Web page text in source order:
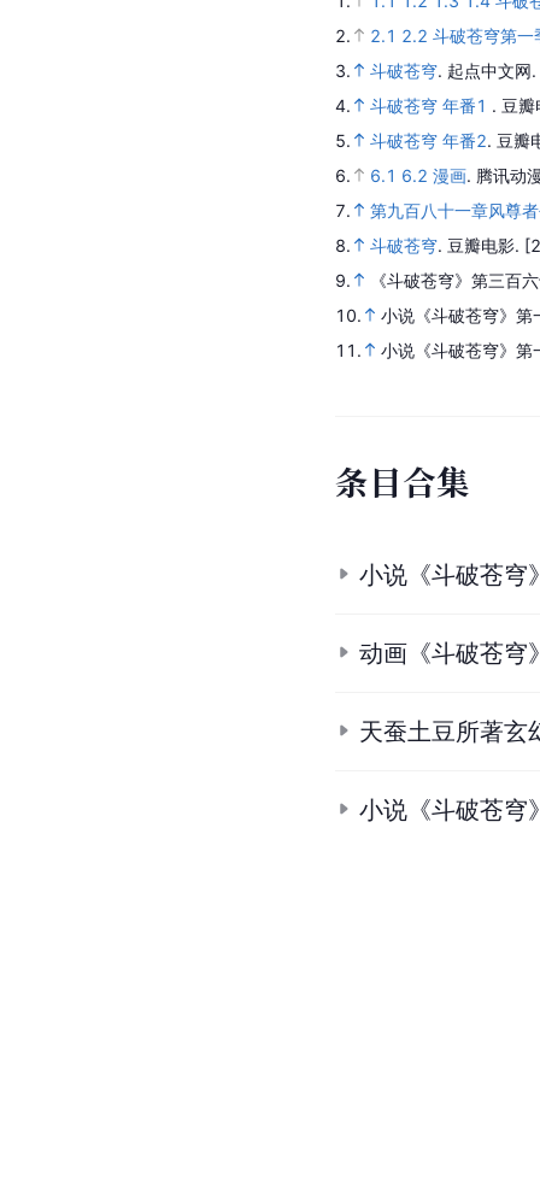
2.
2.1 2.2 斗破苍穹第一
3.
斗破苍穹. 起点中文网.
4.
斗破苍穹 年番1 . 豆
5.
斗破苍穹 年番2. 豆瓣
6.
6.1 6.2 漫画. 腾讯动
7.
第九百八十一章风尊
8.
斗破苍穹. 豆瓣电影.
9.
《斗破苍穹》第三百
10.
小说《斗破苍穹》第
11.
小说《斗破苍穹》第
条目合集
小说《斗破苍穹
动画《斗破苍穹
天蚕土豆所著玄
小说《斗破苍穹